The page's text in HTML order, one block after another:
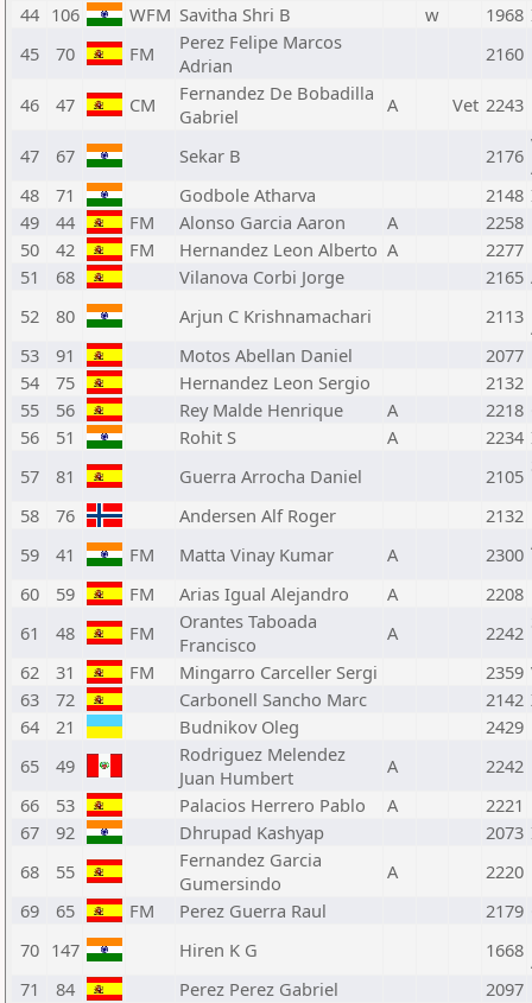
44 106 WFM Savitha Shri B w 1968
45
70 FM
Perez Felipe Marcos
Adrian
2160
46 47 CM
Fernandez De Bobadilla
Gabriel
A Vet 2243
47
67 Sekar B 2176
48
71 Godbole Atharva 2148
49
44 FM Alonso Garcia Aaron A 2258
50
42 FM Hernandez Leon Alberto A 2277
51
68 Vilanova Corbi Jorge 2165
52
80 Arjun C Krishnamachari 2113
53
91 Motos Abellan Daniel 2077
54
75 Hernandez Leon Sergio 2132
55
56 Rey Malde Henrique A 2218
56
51 Rohit S A 2234
57
81 Guerra Arrocha Daniel 2105
58
76 Andersen Alf Roger 2132
59
41 FM Matta Vinay Kumar A 2300
60
59 FM Arias Igual Alejandro A 2208
61
48 FM
Orantes Taboada
Francisco
A 2242
62
31 FM Mingarro Carceller Sergi 2359
63
72 Carbonell Sancho Marc 2142
64
21 Budnikov Oleg 2429
65
49
Rodriguez Melendez
Juan Humbert
A 2242
66
53 Palacios Herrero Pablo A 2221
67
92 Dhrupad Kashyap 2073
68
55
Fernandez Garcia
Gumersindo
A 2220
69
65 FM Perez Guerra Raul 2179
70 147 Hiren K G 1668
71
84 Perez Perez Gabriel 2097